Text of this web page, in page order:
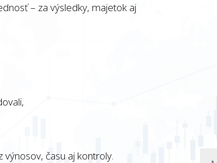
– za výsledky, majetok aj
času aj kontroly.